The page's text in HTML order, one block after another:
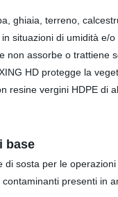
ghiaia, terreno,
situazioni di umidità e/
non assorbe o trattiene
HD protegge la
vergini HDPE di
base
sosta per le
presenti in